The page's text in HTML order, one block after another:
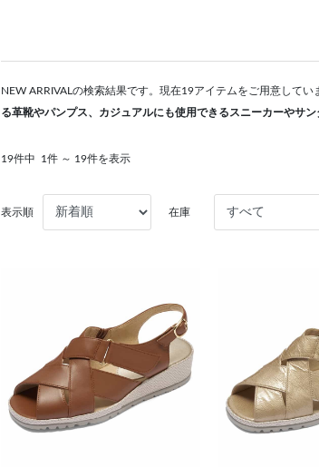
NEW ARRIVALの検索結果です。現在19アイテムをご用意してい
る革靴やパンプス、カジュアルにも使用できるスニーカーやサ
19件中 1件 ～ 19件を表示
表示順 在庫